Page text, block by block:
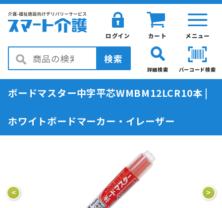
メニュー
カート
ログイン
検索
バーコード検索
詳細検索
ボードマスター中字平芯WMBM12LCR10本 |
ホワイトボードマーカー・イレーザー
< >